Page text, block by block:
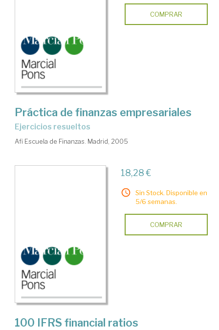
COMPRAR
Práctica de finanzas empresariales
ejercicios resueltos
Afi Escuela de Finanzas. Madrid, 2005
18,28 €
Sin Stock. Disponible en
5/6 semanas.
COMPRAR
100 IFRS financial ratios